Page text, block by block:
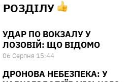
РОЗДІЛУ
УДАР ПО ВОКЗАЛУ У
ЛОЗОВІЙ: ЩО ВІДОМО
06 Серпня 15:44
ДРОНОВА НЕБЕЗПЕКА: У